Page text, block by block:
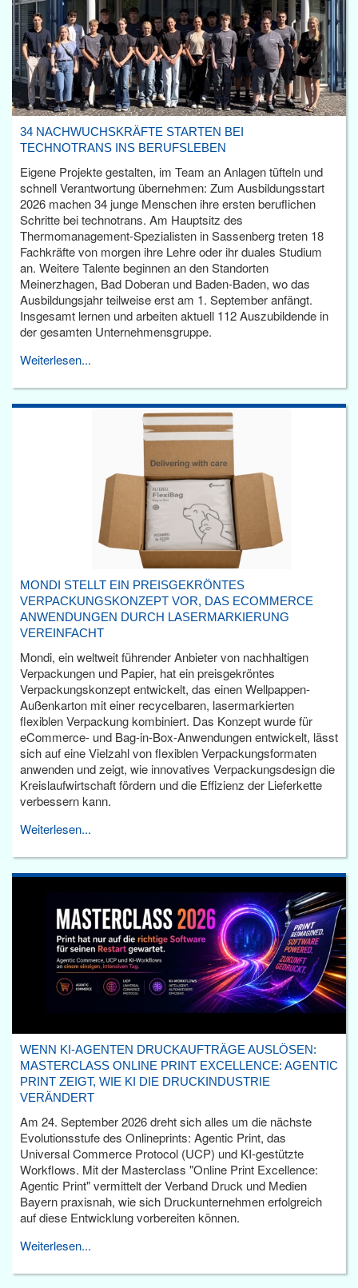
34 NACHWUCHSKRÄFTE STARTEN BEI
TECHNOTRANS INS BERUFSLEBEN
Eigene Projekte gestalten, im Team an Anlagen tüfteln und
schnell Verantwortung übernehmen: Zum Ausbildungsstart
2026 machen 34 junge Menschen ihre ersten beruflichen
Schritte bei technotrans. Am Hauptsitz des
Thermomanagement-Spezialisten in Sassenberg treten 18
Fachkräfte von morgen ihre Lehre oder ihr duales Studium
an. Weitere Talente beginnen an den Standorten
Meinerzhagen, Bad Doberan und Baden-Baden, wo das
Ausbildungsjahr teilweise erst am 1. September anfängt.
Insgesamt lernen und arbeiten aktuell 112 Auszubildende in
der gesamten Unternehmensgruppe.
Weiterlesen...
MONDI STELLT EIN PREISGEKRÖNTES
VERPACKUNGSKONZEPT VOR, DAS ECOMMERCE
ANWENDUNGEN DURCH LASERMARKIERUNG
VEREINFACHT
Mondi, ein weltweit führender Anbieter von nachhaltigen
Verpackungen und Papier, hat ein preisgekröntes
Verpackungskonzept entwickelt, das einen Wellpappen-
Außenkarton mit einer recycelbaren, lasermarkierten
flexiblen Verpackung kombiniert. Das Konzept wurde für
eCommerce- und Bag-in-Box-Anwendungen entwickelt, lässt
sich auf eine Vielzahl von flexiblen Verpackungsformaten
anwenden und zeigt, wie innovatives Verpackungsdesign die
Kreislaufwirtschaft fördern und die Effizienz der Lieferkette
verbessern kann.
Weiterlesen...
WENN KI-AGENTEN DRUCKAUFTRÄGE AUSLÖSEN:
MASTERCLASS ONLINE PRINT EXCELLENCE: AGENTIC
PRINT ZEIGT, WIE KI DIE DRUCKINDUSTRIE
VERÄNDERT
Am 24. September 2026 dreht sich alles um die nächste
Evolutionsstufe des Onlineprints: Agentic Print, das
Universal Commerce Protocol (UCP) und KI-gestützte
Workflows. Mit der Masterclass "Online Print Excellence:
Agentic Print" vermittelt der Verband Druck und Medien
Bayern praxisnah, wie sich Druckunternehmen erfolgreich
auf diese Entwicklung vorbereiten können.
Weiterlesen...